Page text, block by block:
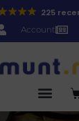
225
Account